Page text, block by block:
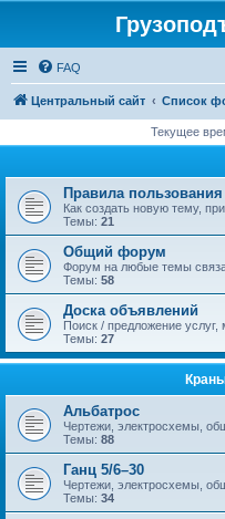
FAQ
Центральный сайт Список
Текущее
Правила
Как создать новую тему,
Темы: 21
Общий форум
Форум на любые темы
Темы: 58
Доска объявлений
Поиск / предложение услуг,
Темы: 27
Альбатрос
Чертежи, электросхемы,
Темы: 88
Ганц 5/6–30
Чертежи, электросхемы,
Темы: 34